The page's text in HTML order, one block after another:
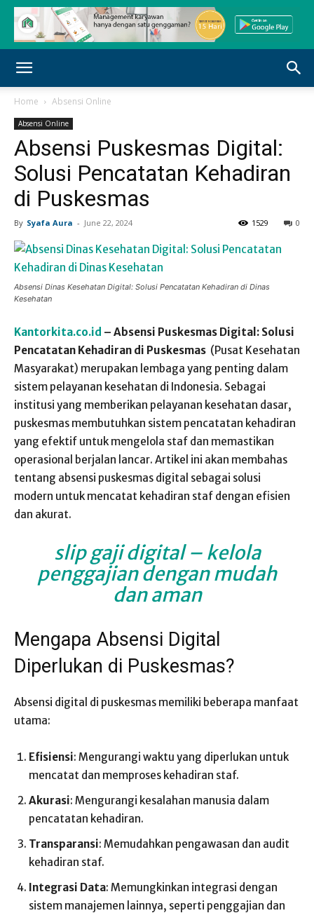
Home Absensi Online
Absensi Online
Absensi Puskesmas Digital:
Solusi Pencatatan Kehadiran
di Puskesmas
By Syafa Aura - June 22, 2024 0
1529
Absensi Dinas Kesehatan Digital: Solusi Pencatatan Kehadiran di Dinas
Kesehatan
Kantorkita.co.id – Absensi Puskesmas Digital: Solusi
Pencatatan Kehadiran di Puskesmas (Pusat Kesehatan
Masyarakat) merupakan lembaga yang penting dalam
sistem pelayanan kesehatan di Indonesia. Sebagai
institusi yang memberikan pelayanan kesehatan dasar,
puskesmas membutuhkan sistem pencatatan kehadiran
yang efektif untuk mengelola staf dan memastikan
operasional berjalan lancar. Artikel ini akan membahas
tentang absensi puskesmas digital sebagai solusi
modern untuk mencatat kehadiran staf dengan efisien
dan akurat.
slip gaji digital– kelola
penggajian dengan mudah
dan aman
Mengapa Absensi Digital
Diperlukan di Puskesmas?
Absensi digital di puskesmas memiliki beberapa manfaat
utama:
Efisiensi: Mengurangi waktu yang diperlukan untuk
mencatat dan memproses kehadiran staf.
Akurasi: Mengurangi kesalahan manusia dalam
pencatatan kehadiran.
Transparansi: Memudahkan pengawasan dan audit
kehadiran staf.
Integrasi Data: Memungkinkan integrasi dengan
sistem manajemen lainnya, seperti penggajian dan